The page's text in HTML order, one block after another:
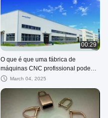
00:29
O que é que uma fábrica de
máquinas CNC profissional pode
fazer?March 04, 2025